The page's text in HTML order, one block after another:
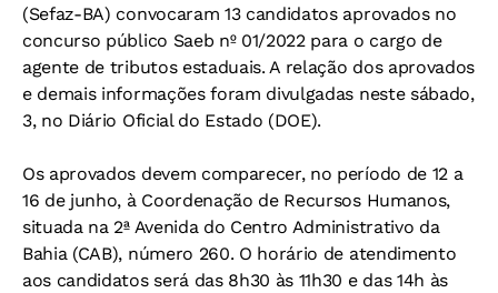
(Sefaz-BA) convocaram 13 candidatos aprovados no
concurso público Saeb nº 01/2022 para o cargo de
agente de tributos estaduais. A relação dos aprovados
e demais informações foram divulgadas neste sábado,
3, no Diário Oficial do Estado (DOE).
Os aprovados devem comparecer, no período de 12 a
16 de junho, à Coordenação de Recursos Humanos,
situada na 2ª Avenida do Centro Administrativo da
Bahia (CAB), número 260. O horário de atendimento
aos candidatos será das 8h30 às 11h30 e das 14h às